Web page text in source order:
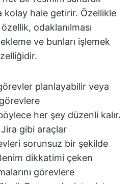
kolay hale getirir. Özellikle
odaklanılması
ve bunları işlemek
planlayabilir veya
her şey düzenli kalır.
gibi araçlar
sorunsuz bir şekilde
dikkatimi çeken
görevlere